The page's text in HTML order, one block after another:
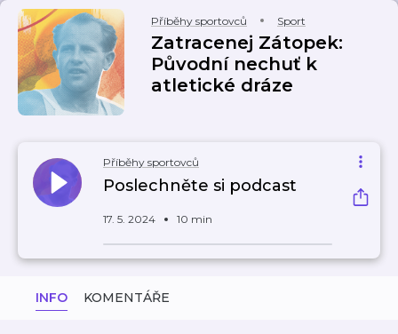
Příběhy sportovců Sport
Zatracenej Zátopek:
Původní nechuť k
atletické dráze
Příběhy sportovců
Poslechněte si podcast
17. 5. 2024 10 min
INFO KOMENTÁŘE